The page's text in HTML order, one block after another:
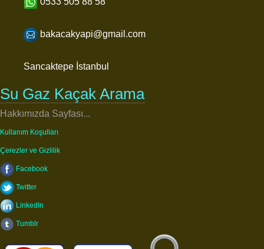
bakacakyapi@gmail.com
Sancaktepe İstanbul
Su Gaz Kaçak Arama
Hakkımızda Sayfası...
Kullanım Koşulları
Çerezler ve Gizlilik
Facebook
Twitter
LinkedIn
Tumblr